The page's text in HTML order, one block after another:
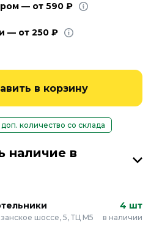
— от 590 ₽
— от 250 ₽
в корзину
количество со склада
наличие в
шоссе, 5, ТЦ М5
4 шт
в наличии